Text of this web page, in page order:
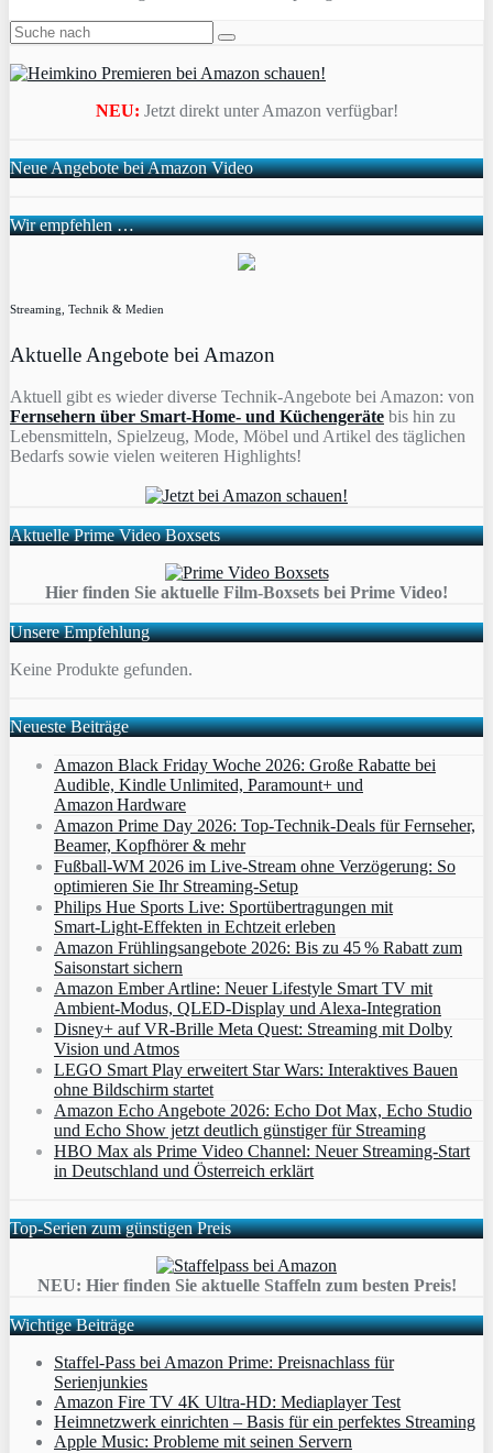
NEU: Jetzt direkt unter Amazon verfügbar!
Neue Angebote bei Amazon Video
Wir empfehlen …
Streaming, Technik & Medien
Aktuelle Angebote bei Amazon
Aktuell gibt es wieder diverse Technik-Angebote bei Amazon: von
Fernsehern über Smart-Home- und Küchengeräte bis hin zu
Lebensmitteln, Spielzeug, Mode, Möbel und Artikel des täglichen
Bedarfs sowie vielen weiteren Highlights!
Aktuelle Prime Video Boxsets
Hier finden Sie aktuelle Film-Boxsets bei Prime Video!
Unsere Empfehlung
Keine Produkte gefunden.
Neueste Beiträge
Amazon Black Friday Woche 2026: Große Rabatte bei
Audible, Kindle Unlimited, Paramount+ und
Amazon Hardware
Amazon Prime Day 2026: Top-Technik-Deals für Fernseher,
Beamer, Kopfhörer & mehr
Fußball-WM 2026 im Live-Stream ohne Verzögerung: So
optimieren Sie Ihr Streaming-Setup
Philips Hue Sports Live: Sportübertragungen mit
Smart‑Light‑Effekten in Echtzeit erleben
Amazon Frühlingsangebote 2026: Bis zu 45 % Rabatt zum
Saisonstart sichern
Amazon Ember Artline: Neuer Lifestyle Smart TV mit
Ambient‑Modus, QLED‑Display und Alexa‑Integration
Disney+ auf VR-Brille Meta Quest: Streaming mit Dolby
Vision und Atmos
LEGO Smart Play erweitert Star Wars: Interaktives Bauen
ohne Bildschirm startet
Amazon Echo Angebote 2026: Echo Dot Max, Echo Studio
und Echo Show jetzt deutlich günstiger für Streaming
HBO Max als Prime Video Channel: Neuer Streaming‑Start
in Deutschland und Österreich erklärt
Top-Serien zum günstigen Preis
NEU: Hier finden Sie aktuelle Staffeln zum besten Preis!
Wichtige Beiträge
Staffel-Pass bei Amazon Prime: Preisnachlass für
Serienjunkies
Amazon Fire TV 4K Ultra-HD: Mediaplayer Test
Heimnetzwerk einrichten – Basis für ein perfektes Streaming
Apple Music: Probleme mit seinen Servern